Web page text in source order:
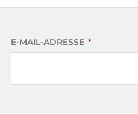
E-MAIL-ADRESSE *